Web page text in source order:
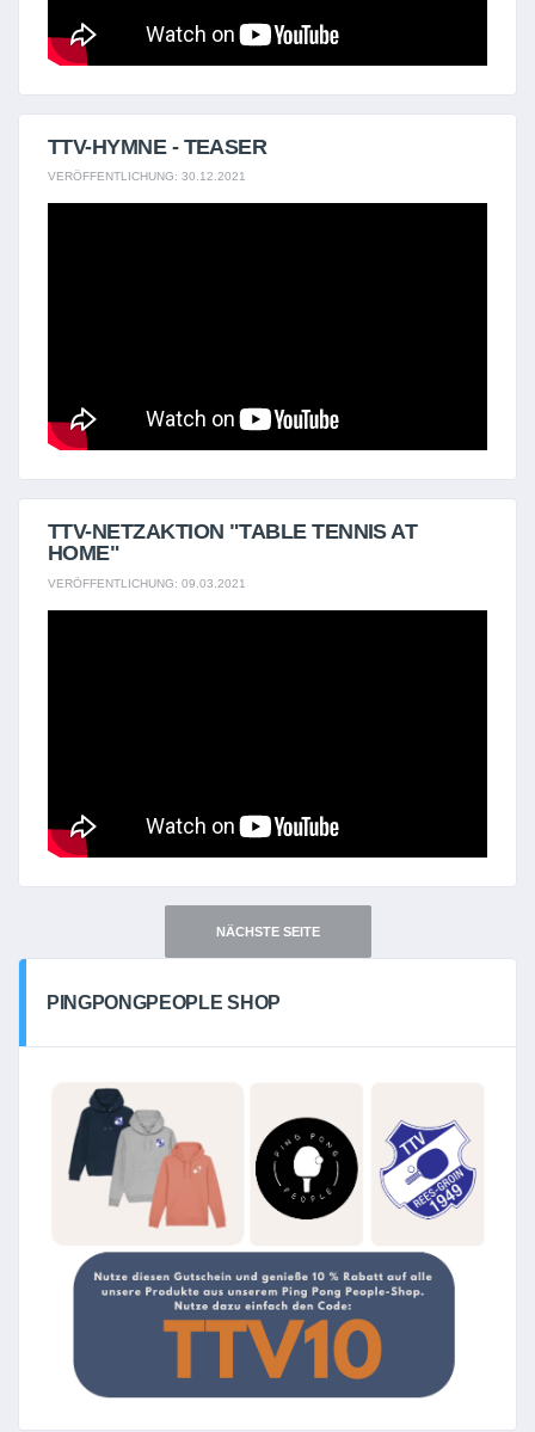
TTV-HYMNE - TEASER
VERÖFFENTLICHUNG: 30.12.2021
TTV-NETZAKTION "TABLE TENNIS AT
HOME"
VERÖFFENTLICHUNG: 09.03.2021
NÄCHSTE SEITE
PINGPONGPEOPLE SHOP